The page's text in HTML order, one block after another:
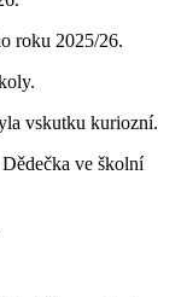
roku 2025/26.
vskutku kuriozní.
ve školní